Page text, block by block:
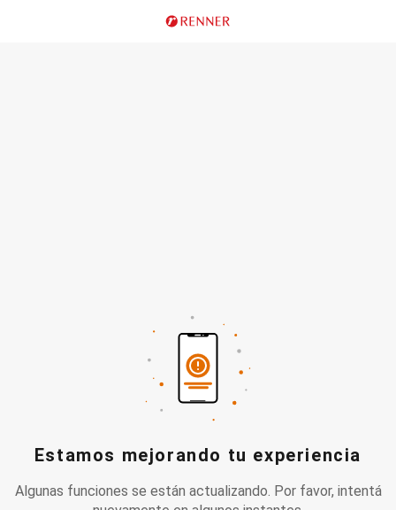
Estamos mejorando tu experiencia
Algunas funciones se están actualizando. Por favor, intentá